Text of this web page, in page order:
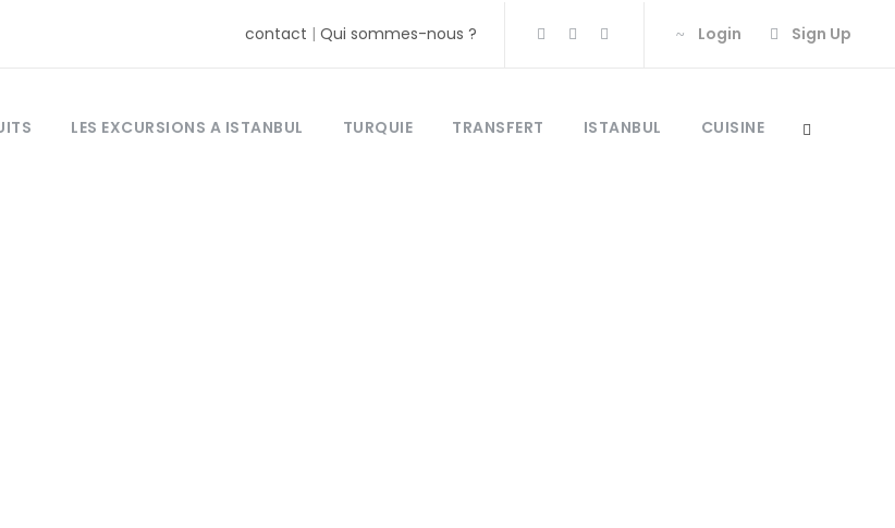
contact | Qui sommes-nous ? Login Sign Up
LES EXCURSIONS A ISTANBUL TURQUIE TRANSFERT ISTANBUL CUISINE